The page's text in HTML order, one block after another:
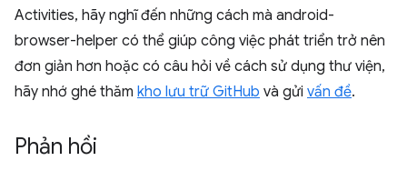
Activities, hãy nghĩ đến những cách mà android-
browser-helper có thể giúp công việc phát triển trở nên
đơn giản hơn hoặc có câu hỏi về cách sử dụng thư viện,
hãy nhớ ghé thăm kho lưu trữ GitHub và gửi vấn đề.
Phản hồi